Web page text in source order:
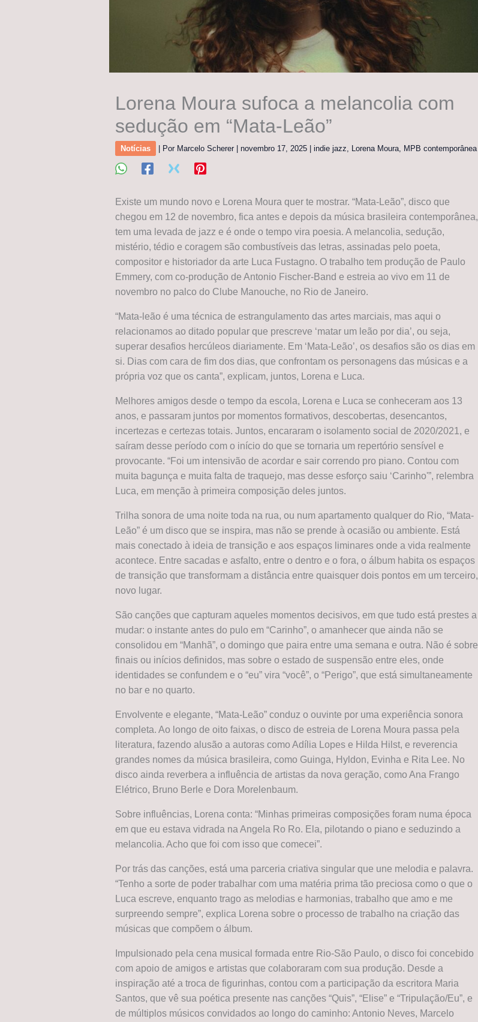
Lorena Moura sufoca a melancolia com
sedução em “Mata-Leão”
Notícias | Por Marcelo Scherer novembro 17, 2025 indie jazz Lorena Moura MPB contemporânea
Existe um mundo novo e Lorena Moura quer te mostrar. “Mata-Leão”, disco que
chegou em 12 de novembro, fica antes e depois da música brasileira contemporânea,
tem uma levada de jazz e é onde o tempo vira poesia. A melancolia, sedução,
mistério, tédio e coragem são combustíveis das letras, assinadas pelo poeta,
compositor e historiador da arte Luca Fustagno. O trabalho tem produção de Paulo
Emmery, com co-produção de Antonio Fischer-Band e estreia ao vivo em 11 de
novembro no palco do Clube Manouche, no Rio de Janeiro.
“Mata-leão é uma técnica de estrangulamento das artes marciais, mas aqui o
relacionamos ao ditado popular que prescreve ‘matar um leão por dia’, ou seja,
superar desafios hercúleos diariamente. Em ‘Mata-Leão’, os desafios são os dias em
si. Dias com cara de fim dos dias, que confrontam os personagens das músicas e a
própria voz que os canta”, explicam, juntos, Lorena e Luca.
Melhores amigos desde o tempo da escola, Lorena e Luca se conheceram aos 13
anos, e passaram juntos por momentos formativos, descobertas, desencantos,
incertezas e certezas totais. Juntos, encararam o isolamento social de 2020/2021, e
saíram desse período com o início do que se tornaria um repertório sensível e
provocante. “Foi um intensivão de acordar e sair correndo pro piano. Contou com
muita bagunça e muita falta de traquejo, mas desse esforço saiu ‘Carinho'”, relembra
Luca, em menção à primeira composição deles juntos.
Trilha sonora de uma noite toda na rua, ou num apartamento qualquer do Rio, “Mata-
Leão” é um disco que se inspira, mas não se prende à ocasião ou ambiente. Está
mais conectado à ideia de transição e aos espaços liminares onde a vida realmente
acontece. Entre sacadas e asfalto, entre o dentro e o fora, o álbum habita os espaços
de transição que transformam a distância entre quaisquer dois pontos em um terceiro,
novo lugar.
São canções que capturam aqueles momentos decisivos, em que tudo está prestes a
mudar: o instante antes do pulo em “Carinho”, o amanhecer que ainda não se
consolidou em “Manhã”, o domingo que paira entre uma semana e outra. Não é sobre
finais ou inícios definidos, mas sobre o estado de suspensão entre eles, onde
identidades se confundem e o “eu” vira “você”, o “Perigo”, que está simultaneamente
no bar e no quarto.
Envolvente e elegante, “Mata-Leão” conduz o ouvinte por uma experiência sonora
completa. Ao longo de oito faixas, o disco de estreia de Lorena Moura passa pela
literatura, fazendo alusão a autoras como Adília Lopes e Hilda Hilst, e reverencia
grandes nomes da música brasileira, como Guinga, Hyldon, Evinha e Rita Lee. No
disco ainda reverbera a influência de artistas da nova geração, como Ana Frango
Elétrico, Bruno Berle e Dora Morelenbaum.
Sobre influências, Lorena conta: “Minhas primeiras composições foram numa época
em que eu estava vidrada na Angela Ro Ro. Ela, pilotando o piano e seduzindo a
melancolia. Acho que foi com isso que comecei”.
Por trás das canções, está uma parceria criativa singular que une melodia e palavra.
“Tenho a sorte de poder trabalhar com uma matéria prima tão preciosa como o que o
Luca escreve, enquanto trago as melodias e harmonias, trabalho que amo e me
surpreendo sempre”, explica Lorena sobre o processo de trabalho na criação das
músicas que compõem o álbum.
Impulsionado pela cena musical formada entre Rio-São Paulo, o disco foi concebido
com apoio de amigos e artistas que colaboraram com sua produção. Desde a
inspiração até a troca de figurinhas, contou com a participação da escritora Maria
Santos, que vê sua poética presente nas canções “Quis”, “Elise” e “Tripulação/Eu”, e
de múltiplos músicos convidados ao longo do caminho: Antonio Neves, Marcelo